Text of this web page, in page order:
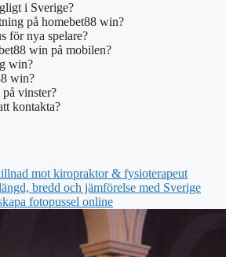
i Sverige?
på homebet88 win?
för nya spelare?
win på mobilen?
win?
win?
vinster?
kontakta?
mot kiropraktor & fysioterapeut
bredd och jämförelse med Sverige
fotopussel online